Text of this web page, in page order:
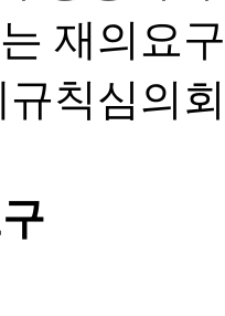
재의요
칙심의